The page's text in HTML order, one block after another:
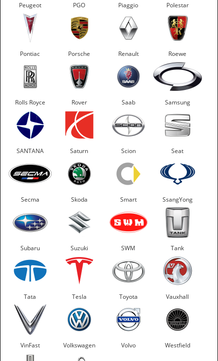
Peugeot PGO Piaggio Polestar
Pontiac Porsche Renault Roewe
Rolls Royce Rover Saab Samsung
SANTANA Saturn Scion Seat
Secma Skoda Smart SsangYong
Subaru Suzuki SWM Tank
Tata Tesla Toyota Vauxhall
VinFast Volkswagen Volvo Westfield